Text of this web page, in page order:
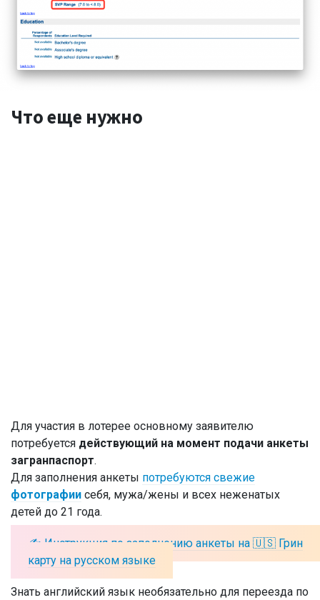
Что еще нужно
Для участия в лотерее основному заявителю
потребуется действующий на момент подачи анкеты
загранпаспорт.
Для заполнения анкеты потребуются свежие
фотографии себя, мужа/жены и всех неженатых
детей до 21 года.
✍️ Инструкция по заполнению анкеты на 🇺🇸 Грин
карту на русском языке
Знать английский язык необязательно для переезда по